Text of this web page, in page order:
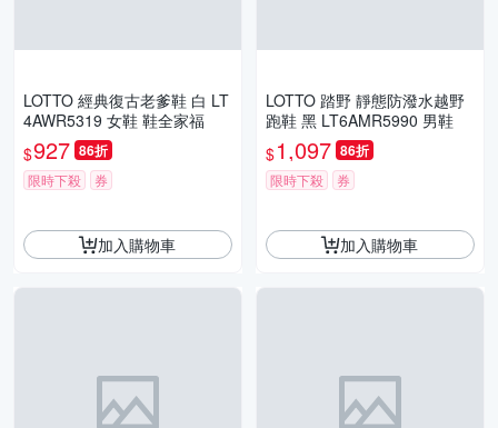
LOTTO 經典復古老爹鞋 白 LT
4AWR5319 女鞋 鞋全家福
$927 86折
限時下殺 券
加入購物車
LOTTO 踏野 靜態防潑水越野
跑鞋 黑 LT6AMR5990 男鞋
$1,097 86折
限時下殺 券
加入購物車